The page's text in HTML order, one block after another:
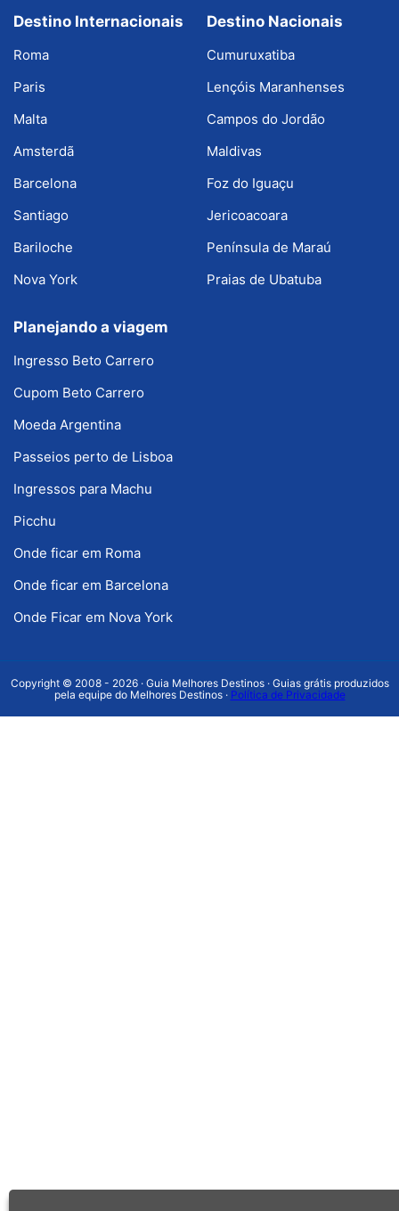
Destino Internacionais
Roma
Paris
Malta
Amsterdã
Barcelona
Santiago
Bariloche
Nova York
Destino Nacionais
Cumuruxatiba
Lençóis Maranhenses
Campos do Jordão
Maldivas
Foz do Iguaçu
Jericoacoara
Península de Maraú
Praias de Ubatuba
Planejando a viagem
Ingresso Beto Carrero
Cupom Beto Carrero
Moeda Argentina
Passeios perto de Lisboa
Ingressos para Machu
Picchu
Onde ficar em Roma
Onde ficar em Barcelona
Onde Ficar em Nova York
Copyright © 2008 - 2026 · Guia Melhores Destinos · Guias grátis produzidos
pela equipe do Melhores Destinos · Política de Privacidade